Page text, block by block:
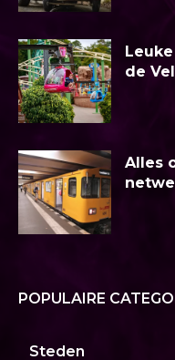
de
Alles
POPULAIRE
Steden